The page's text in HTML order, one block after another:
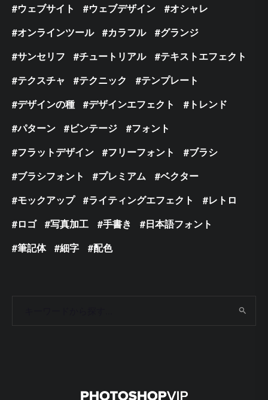
ウェブサイト
ウェブデザイン
オシャレ
オンラインツール
カラフル
グランジ
サンセリフ
チュートリアル
テキストエフェクト
テクスチャ
テクニック
テンプレート
デザインの種
デザインエフェクト
トレンド
パターン
ビンテージ
フォント
フラットデザイン
フリーフォント
ブラシ
ブラシフォント
プレミアム
ベクター
モックアップ
ライティングエフェクト
レトロ
ロゴ
写真加工 手書き
日本語フォント
筆記体
細字 配色